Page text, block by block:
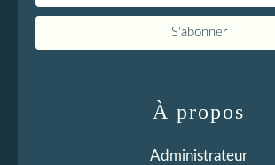
À propos
Administrateur